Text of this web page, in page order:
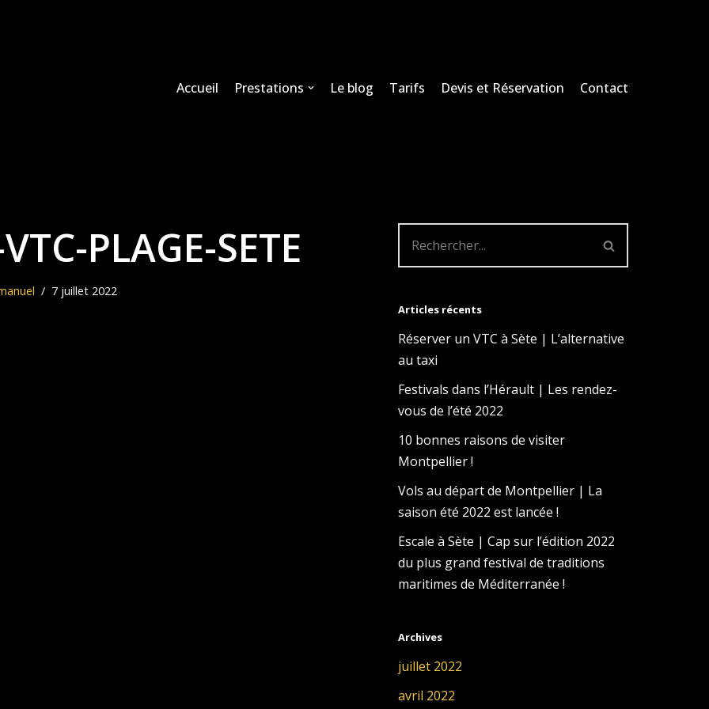
Accueil Prestations Le blog Tarifs Devis et Réservation Contact
PLAGE-SETE
7 juillet 2022
Articles récents
Réserver un VTC à Sète | L’alternative
au taxi
Festivals dans l’Hérault | Les rendez-
vous de l’été 2022
10 bonnes raisons de visiter
Montpellier !
Vols au départ de Montpellier | La
saison été 2022 est lancée !
Escale à Sète | Cap sur l’édition 2022
du plus grand festival de traditions
maritimes de Méditerranée !
Archives
juillet 2022
avril 2022